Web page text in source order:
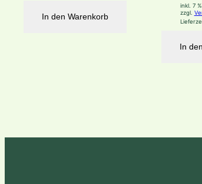
In den Warenkorb
inkl. 7
zzgl.
In